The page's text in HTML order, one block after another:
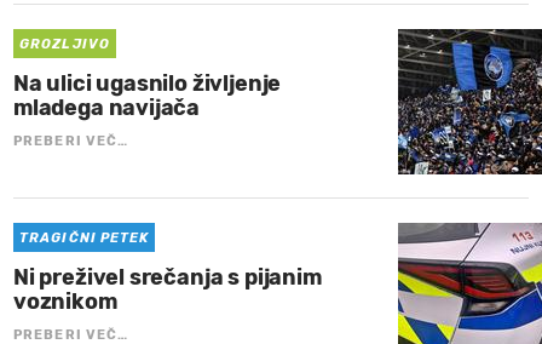
GROZLJIVO
Na ulici ugasnilo življenje
mladega navijača
PREBERI VEČ…
TRAGIČNI PETEK
Ni preživel srečanja s pijanim
voznikom
PREBERI VEČ…